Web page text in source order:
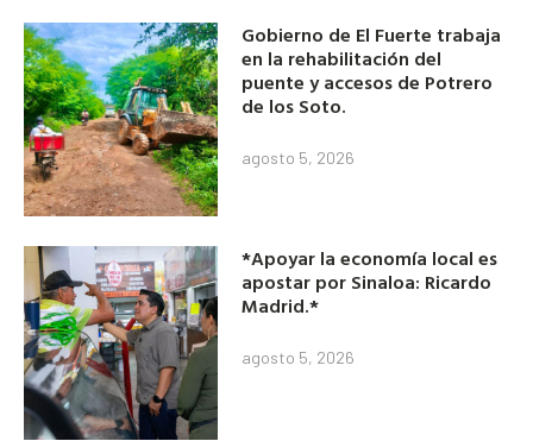
Gobierno de El Fuerte trabaja
en la rehabilitación del
puente y accesos de Potrero
de los Soto.
agosto 5, 2026
*Apoyar la economía local es
apostar por Sinaloa: Ricardo
Madrid.*
agosto 5, 2026